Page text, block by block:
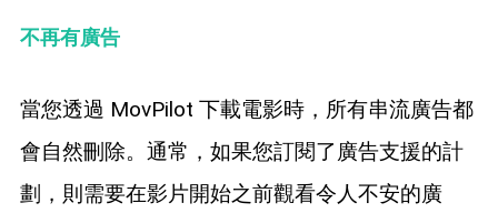
不再有廣告
當您透過 MovPilot 下載電影時，所有串流廣告都
會自然刪除。通常，如果您訂閱了廣告支援的計
劃，則需要在影片開始之前觀看令人不安的廣